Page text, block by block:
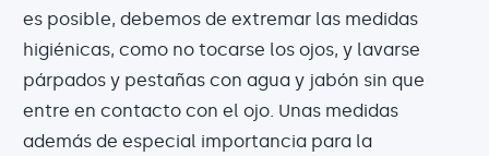
es posible, debemos de extremar las medidas
higiénicas, como no tocarse los ojos, y lavarse
párpados y pestañas con agua y jabón sin que
entre en contacto con el ojo. Unas medidas
además de especial importancia para la